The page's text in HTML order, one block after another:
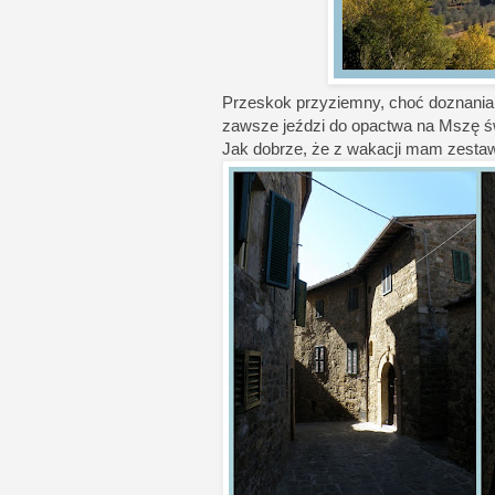
Przeskok przyziemny, choć
zawsze jeździ do opactwa na Mszę
Jak dobrze, że z wakacji mam